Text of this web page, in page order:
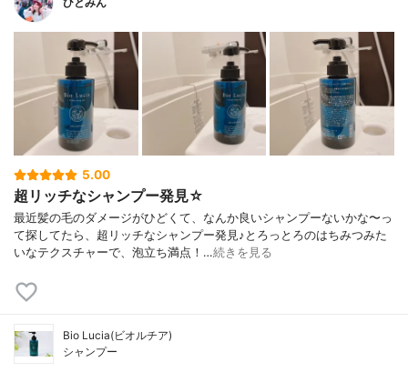
5.00
超リッチなシャンプー発見☆
最近髪の毛のダメージがひどくて、なんか良いシャンプーないかな〜っ
て探してたら、超リッチなシャンプー発見♪とろっとろのはちみつみた
いなテクスチャーで、泡立ち満点！…続きを見る
Bio Lucia(ビオルチア)
シャンプー